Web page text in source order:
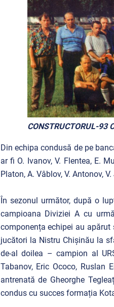
CONSTRUCTORUL-
Din echipa condusă de pe
ar fi O. Ivanov, V. Flentea, E.
Platon, A. Vâblov, V. Antonov,
În sezonul următor, după o
campioana Diviziei A cu
componența echipei au
jucători la Nistru Chișinău la
de-al doilea – campion al
Tabanov, Eric Ococo, Ruslan
antrenată de Gheorghe
condus cu succes formația